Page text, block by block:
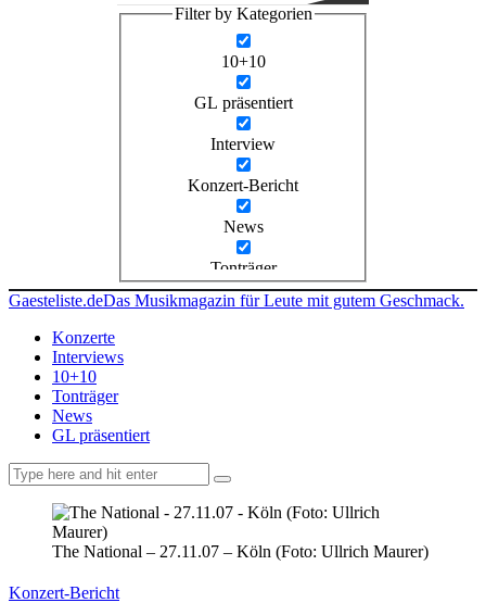
Filter by Kategorien
10+10
GL präsentiert
Interview
Konzert-Bericht
News
Tonträger
Gaesteliste.deDas Musikmagazin für Leute mit gutem Geschmack.
Konzerte
Interviews
10+10
Tonträger
News
GL präsentiert
The National – 27.11.07 – Köln (Foto: Ullrich Maurer)
Konzert-Bericht